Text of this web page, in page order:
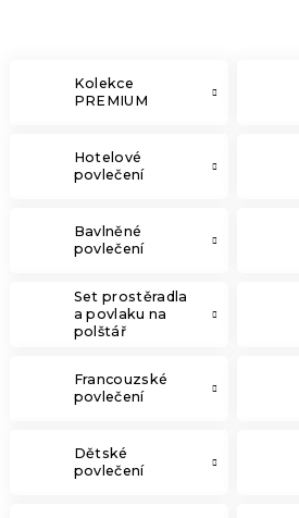
Kolekce
PREMIUM
Hotelové
povlečení
Bavlněné
povlečení
Set prostěradla
a povlaku na
polštář
Francouzské
povlečení
Dětské
povlečení